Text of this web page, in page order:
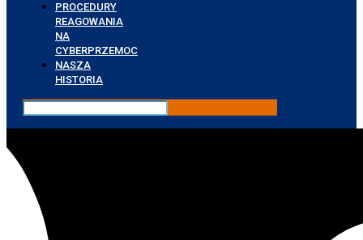
PROCEDURY
REAGOWANIA
NA
CYBERPRZEMOC
NASZA
HISTORIA